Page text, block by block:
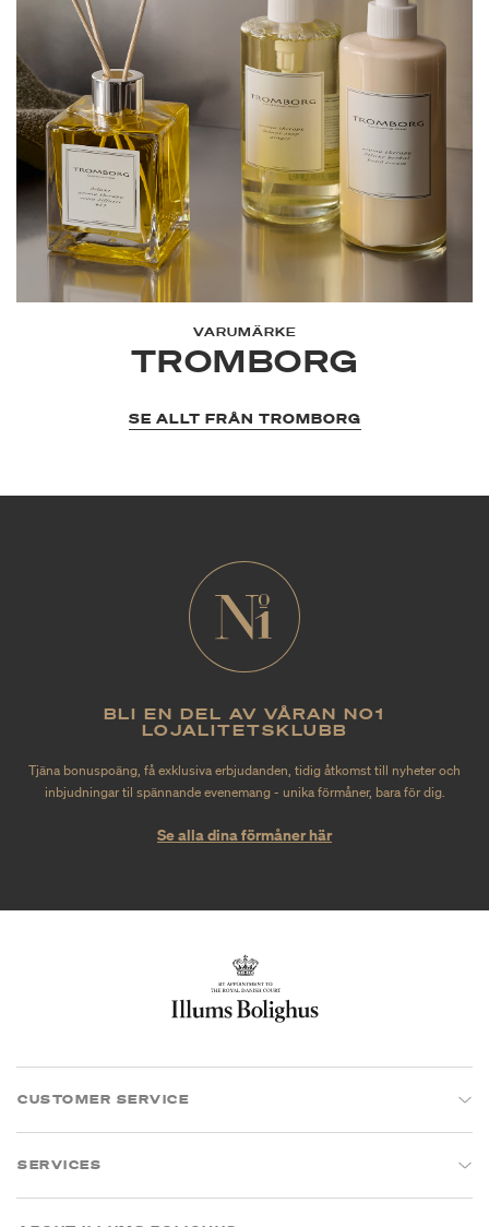
VARUMÄRKE
TROMBORG
SE ALLT FRÅN TROMBORG
BLI EN DEL AV VÅRAN NO1
LOJALITETSKLUBB
Tjäna bonuspoäng, få exklusiva erbjudanden, tidig åtkomst till nyheter och
inbjudningar til spännande evenemang - unika förmåner, bara för dig.
Se alla dina förmåner här
CUSTOMER SERVICE
SERVICES